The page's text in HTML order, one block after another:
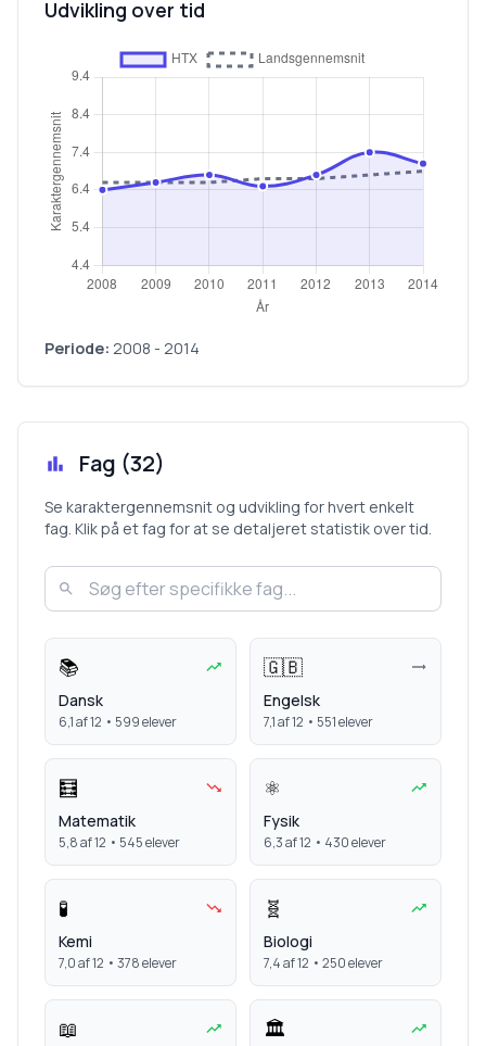
Udvikling over tid
Periode: 2008 - 2014
Fag (32)
Se karaktergennemsnit og udvikling for hvert enkelt
fag. Klik på et fag for at se detaljeret statistik over tid.
📚
Dansk
6,1af 12 • 599elever
🇬🇧
Engelsk
7,1af 12 • 551elever
🧮
Matematik
5,8af 12 • 545elever
⚛️
Fysik
6,3af 12 • 430elever
🧪
Kemi
7,0af 12 • 378elever
🧬
Biologi
7,4af 12 • 250elever
📖 🏛️